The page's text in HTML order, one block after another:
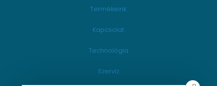
Termékeink
Kapcsolat
Technológia
Szervíz